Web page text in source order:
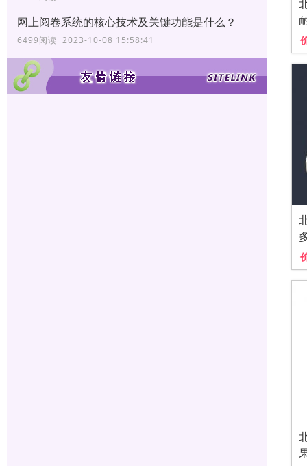
网上阅卷系统的核心技术及关键功能是什么？
6499阅读 2023-10-08 15:58:41